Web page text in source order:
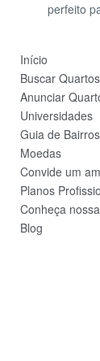
perfeito
Início
Buscar Quartos
Anunciar
Universidades
Guia de Bairros
Moedas
Convide um
Planos
Conheça
Blog